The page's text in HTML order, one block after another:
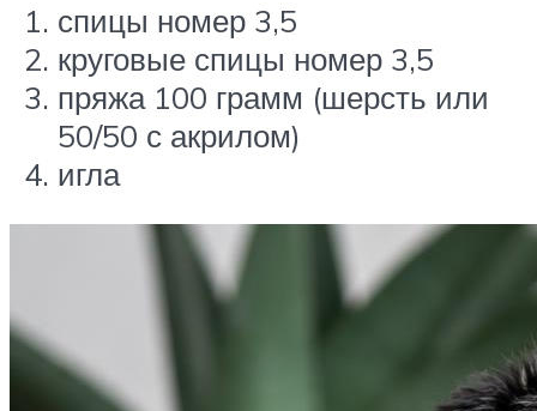
спицы номер 3,5
круговые спицы номер 3,5
пряжа 100 грамм (шерсть или
50/50 с акрилом)
игла